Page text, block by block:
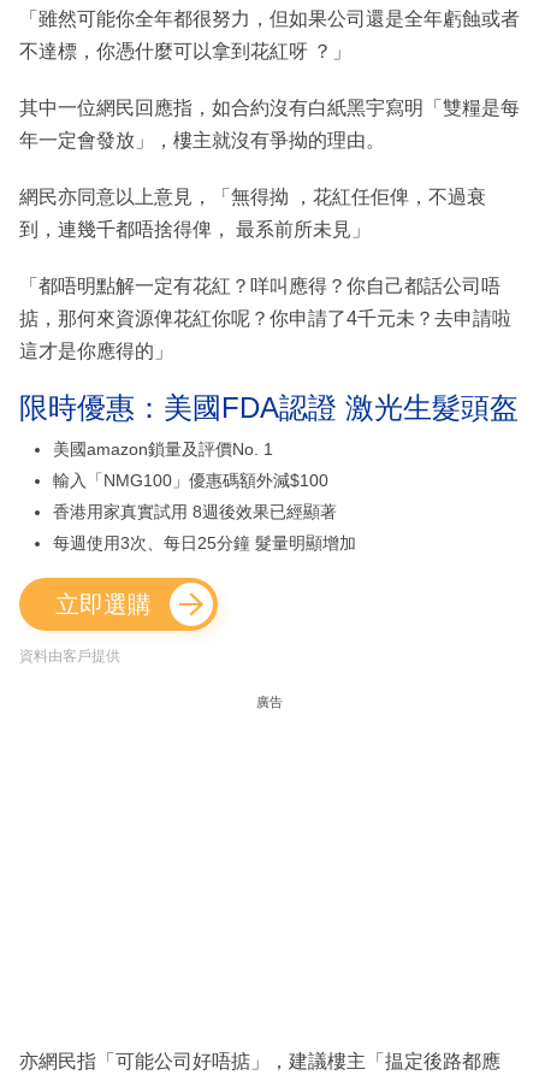
「雖然可能你全年都很努力，但如果公司還是全年虧蝕或者
不達標，你憑什麼可以拿到花紅呀 ？」
其中一位網民回應指，如合約沒有白紙黑宇寫明「雙糧是每
年一定會發放」，樓主就沒有爭拗的理由。
網民亦同意以上意見，「無得拗 ，花紅任佢俾，不過衰
到，連幾千都唔捨得俾， 最系前所未見」
「都唔明點解一定有花紅？咩叫應得？你自己都話公司唔
掂，那何來資源俾花紅你呢？你申請了4千元未？去申請啦
這才是你應得的」
限時優惠：美國FDA認證 激光生髮頭盔
美國amazon鎖量及評價No. 1
輸入「NMG100」優惠碼額外減$100
香港用家真實試用 8週後效果已經顯著
每週使用3次、每日25分鐘 髮量明顯增加
立即選購
資料由客戶提供
廣告
亦網民指「可能公司好唔掂」，建議樓主「揾定後路都應